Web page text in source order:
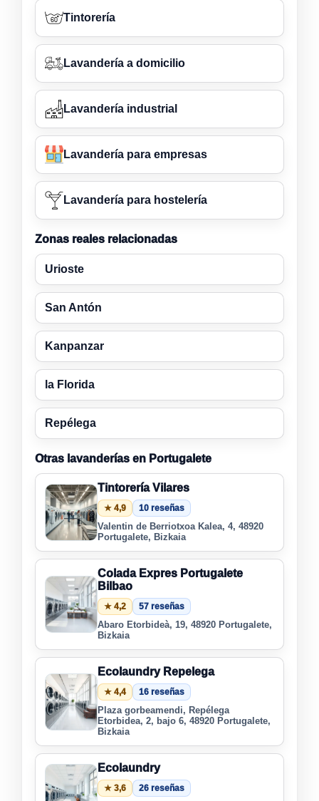
Tintorería
Lavandería a domicilio
Lavandería industrial
Lavandería para empresas
Lavandería para hostelería
Zonas reales relacionadas
Urioste
San Antón
Kanpanzar
la Florida
Repélega
Otras lavanderías en Portugalete
Tintorería Vilares
★ 4,9
10 reseñas
Valentin de Berriotxoa Kalea, 4, 48920
Portugalete, Bizkaia
Colada Expres Portugalete
Bilbao
★ 4,2
57 reseñas
Abaro Etorbideà, 19, 48920 Portugalete,
Bizkaia
Ecolaundry Repelega
★ 4,4
16 reseñas
Plaza gorbeamendi, Repélega
Etorbidea, 2, bajo 6, 48920 Portugalete,
Bizkaia
Ecolaundry
★ 3,6
26 reseñas